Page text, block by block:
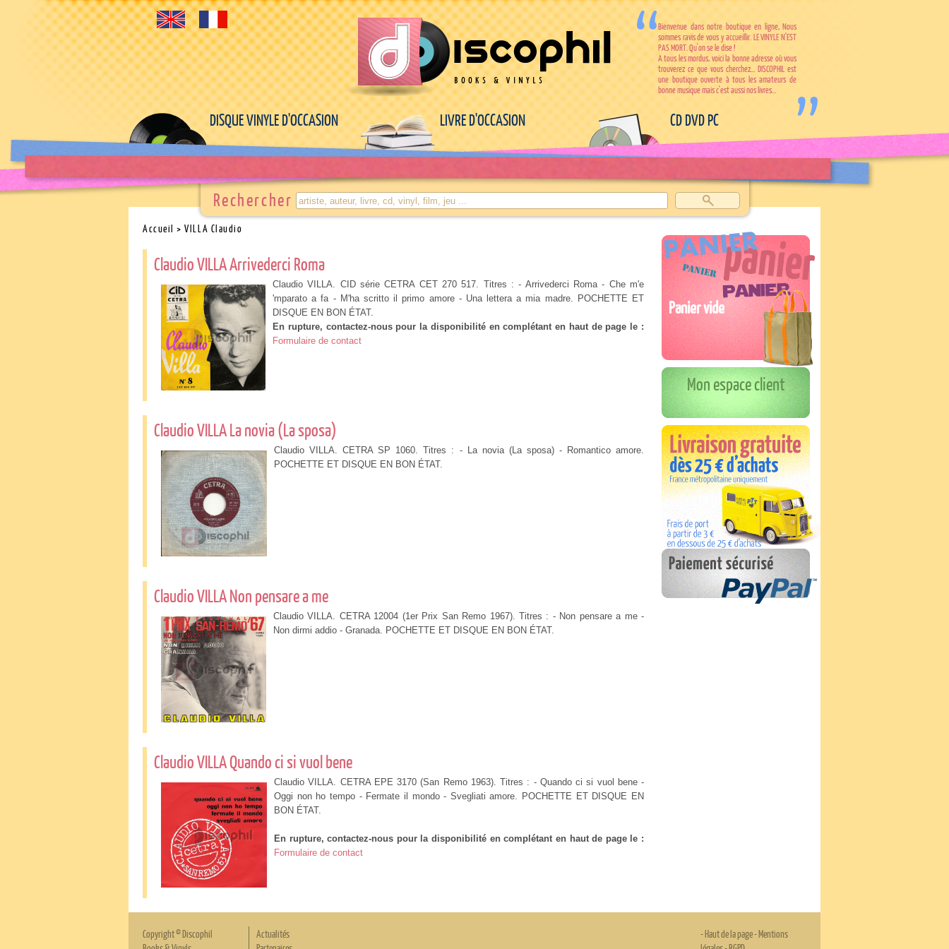
Bienvenue dans notre boutique en ligne, Nous
sommes ravis de vous y accueillir. LE VINYLE N'EST
PAS MORT. Qu'on se le dise !
A tous les mordus, voici la bonne adresse où vous
trouverez ce que vous cherchez... DISCOPHIL est
une boutique ouverte à tous les amateurs de
bonne musique mais c'est aussi nos livres...
DISQUE VINYLE D'OCCASION LIVRE D'OCCASION CD DVD PC
Rechercher
Panier vide
Mon espace client
Accueil > VILLA Claudio
Claudio VILLA Arrivederci Roma
Claudio VILLA. CID série CETRA CET 270 517. Titres : - Arrivederci Roma - Che m'e
'mparato a fa - M'ha scritto il primo amore - Una lettera a mia madre. POCHETTE ET
DISQUE EN BON ÉTAT.
En rupture, contactez-nous pour la disponibilité en complétant en haut de page le :
Formulaire de contact
Claudio VILLA La novia (La sposa)
Claudio VILLA. CETRA SP 1060. Titres : - La novia (La sposa) - Romantico amore.
POCHETTE ET DISQUE EN BON ÉTAT.
Claudio VILLA Non pensare a me
Claudio VILLA. CETRA 12004 (1er Prix San Remo 1967). Titres : - Non pensare a me -
Non dirmi addio - Granada. POCHETTE ET DISQUE EN BON ÉTAT.
Claudio VILLA Quando ci si vuol bene
Claudio VILLA. CETRA EPE 3170 (San Remo 1963). Titres : - Quando ci si vuol bene -
Oggi non ho tempo - Fermate il mondo - Svegliati amore. POCHETTE ET DISQUE EN
BON ÉTAT.
En rupture, contactez-nous pour la disponibilité en complétant en haut de page le :
Formulaire de contact
Copyright © Discophil
Actualités
-Haut de la page-Mentions